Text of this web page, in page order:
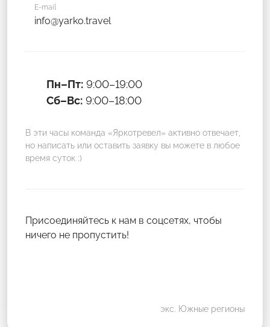
E-mail
info@yarko.travel
Пн–Пт: 9:00–19:00
Сб–Вс: 9:00–18:00
В эти часы команда «Яркотревел» активно отвечает,
но написать или оставить заявку вы можете в любое
время суток :)
Присоединяйтесь к нам в соцсетях, чтобы
ничего не пропустить!
экс. Южные регионы